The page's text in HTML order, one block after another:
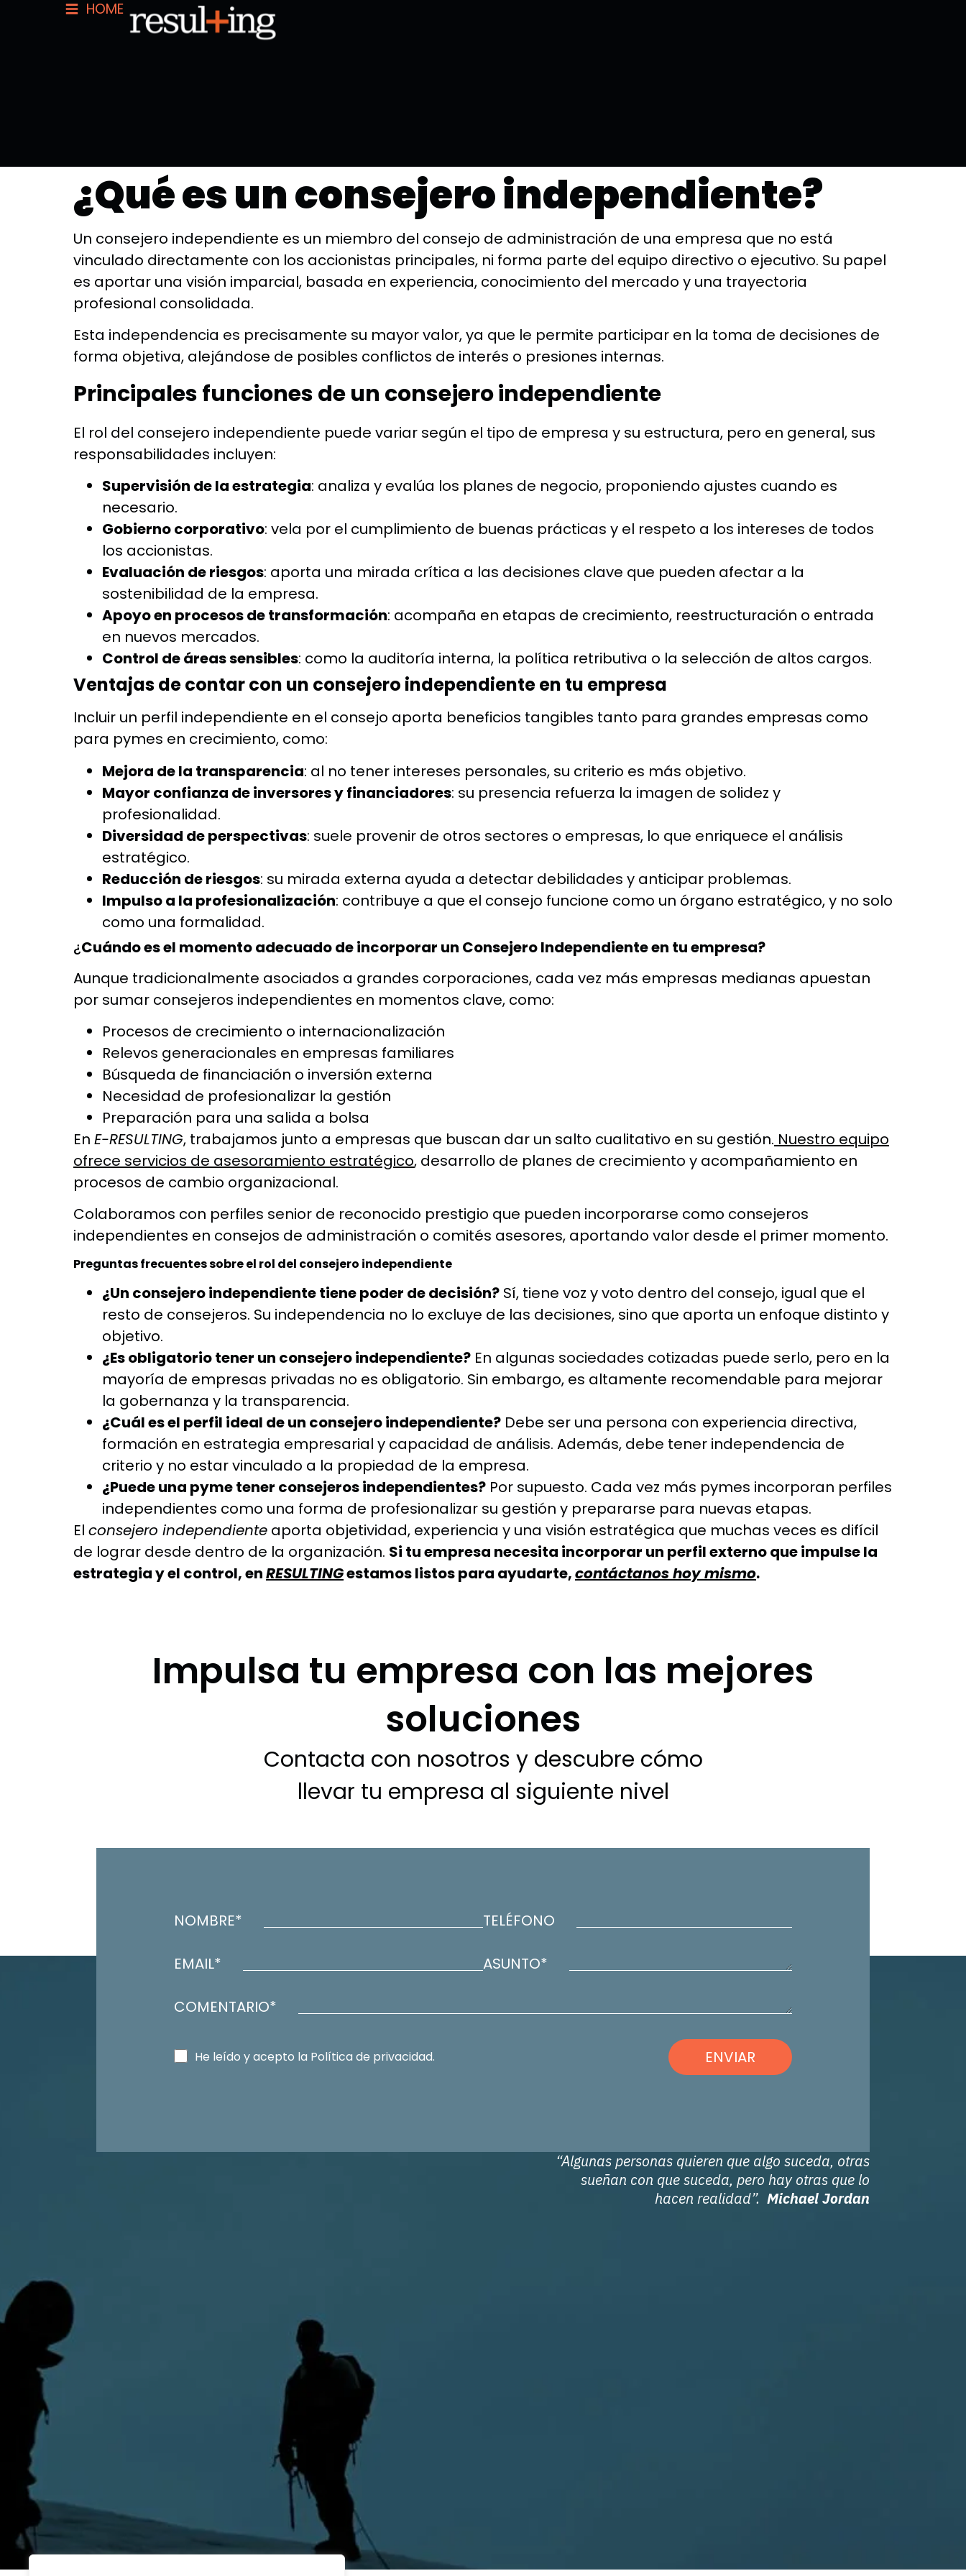
HOME
¿Qué es un consejero independiente?
Un consejero independiente es un miembro del consejo de administración de una empresa que no está
vinculado directamente con los accionistas principales, ni forma parte del equipo directivo o ejecutivo. Su papel
es aportar una visión imparcial, basada en experiencia, conocimiento del mercado y una trayectoria
profesional consolidada.
Esta independencia es precisamente su mayor valor, ya que le permite participar en la toma de decisiones de
forma objetiva, alejándose de posibles conflictos de interés o presiones internas.
Principales funciones de un consejero independiente
El rol del consejero independiente puede variar según el tipo de empresa y su estructura, pero en general, sus
responsabilidades incluyen:
Supervisión de la estrategia: analiza y evalúa los planes de negocio, proponiendo ajustes cuando es
necesario.
Gobierno corporativo: vela por el cumplimiento de buenas prácticas y el respeto a los intereses de todos
los accionistas.
Evaluación de riesgos: aporta una mirada crítica a las decisiones clave que pueden afectar a la
sostenibilidad de la empresa.
Apoyo en procesos de transformación: acompaña en etapas de crecimiento, reestructuración o entrada
en nuevos mercados.
Control de áreas sensibles: como la auditoría interna, la política retributiva o la selección de altos cargos.
Ventajas de contar con un consejero independiente en tu empresa
Incluir un perfil independiente en el consejo aporta beneficios tangibles tanto para grandes empresas como
para pymes en crecimiento, como:
Mejora de la transparencia: al no tener intereses personales, su criterio es más objetivo.
Mayor confianza de inversores y financiadores: su presencia refuerza la imagen de solidez y
profesionalidad.
Diversidad de perspectivas: suele provenir de otros sectores o empresas, lo que enriquece el análisis
estratégico.
Reducción de riesgos: su mirada externa ayuda a detectar debilidades y anticipar problemas.
Impulso a la profesionalización: contribuye a que el consejo funcione como un órgano estratégico, y no solo
como una formalidad.
¿Cuándo es el momento adecuado de incorporar un Consejero Independiente en tu empresa?
Aunque tradicionalmente asociados a grandes corporaciones, cada vez más empresas medianas apuestan
por sumar consejeros independientes en momentos clave, como:
Procesos de crecimiento o internacionalización
Relevos generacionales en empresas familiares
Búsqueda de financiación o inversión externa
Necesidad de profesionalizar la gestión
Preparación para una salida a bolsa
En E-RESULTING, trabajamos junto a empresas que buscan dar un salto cualitativo en su gestión. Nuestro equipo
ofrece servicios de asesoramiento estratégico, desarrollo de planes de crecimiento y acompañamiento en
procesos de cambio organizacional.
Colaboramos con perfiles senior de reconocido prestigio que pueden incorporarse como consejeros
independientes en consejos de administración o comités asesores, aportando valor desde el primer momento.
Preguntas frecuentes sobre el rol del consejero independiente
¿Un consejero independiente tiene poder de decisión? Sí, tiene voz y voto dentro del consejo, igual que el
resto de consejeros. Su independencia no lo excluye de las decisiones, sino que aporta un enfoque distinto y
objetivo.
¿Es obligatorio tener un consejero independiente? En algunas sociedades cotizadas puede serlo, pero en la
mayoría de empresas privadas no es obligatorio. Sin embargo, es altamente recomendable para mejorar
la gobernanza y la transparencia.
¿Cuál es el perfil ideal de un consejero independiente? Debe ser una persona con experiencia directiva,
formación en estrategia empresarial y capacidad de análisis. Además, debe tener independencia de
criterio y no estar vinculado a la propiedad de la empresa.
¿Puede una pyme tener consejeros independientes? Por supuesto. Cada vez más pymes incorporan perfiles
independientes como una forma de profesionalizar su gestión y prepararse para nuevas etapas.
El consejero independiente aporta objetividad, experiencia y una visión estratégica que muchas veces es difícil
de lograr desde dentro de la organización. Si tu empresa necesita incorporar un perfil externo que impulse la
estrategia y el control, enRESULTINGestamos listos para ayudarte,contáctanos hoy mismo.
Impulsa tu empresa con las mejores
soluciones
Contacta con nosotros y descubre cómo
llevar tu empresa al siguiente nivel
NOMBRE* TELÉFONO
EMAIL* ASUNTO*
COMENTARIO*
He leído y acepto la Política de privacidad. ENVIAR
“Algunas personas quieren que algo suceda, otras
sueñan con que suceda, pero hay otras que lo
hacen realidad”. Michael Jordan